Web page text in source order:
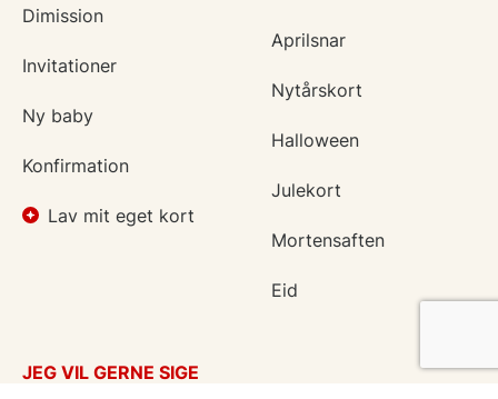
lave dit eget
kort til valentinsdag
Nostalgiske ekort til valentinsdag
Dimission
Invitationer
Ny baby
Konfirmation
Lav mit eget kort
Aprilsnar
Nytårskort
Halloween
Julekort
Mortensaften
Eid
JEG VIL GERNE SIGE